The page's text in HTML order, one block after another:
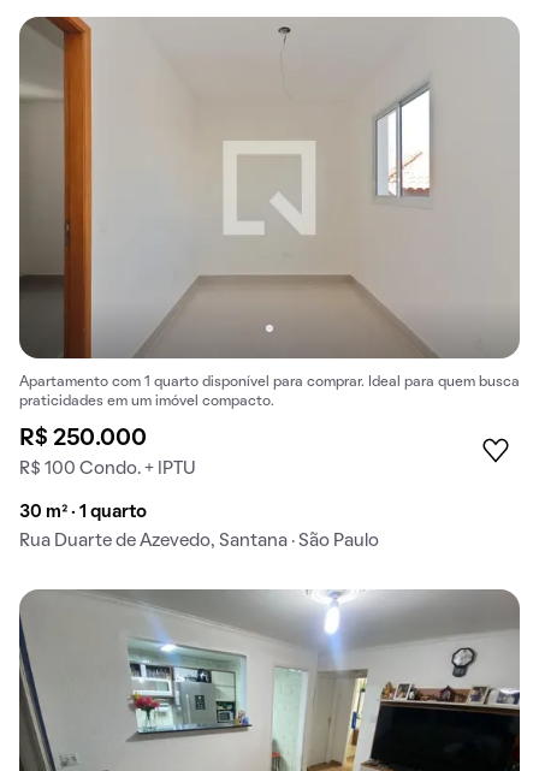
Apartamento com 1 quarto disponível para comprar. Ideal para quem busca
praticidades em um imóvel compacto.
R$ 250.000
R$ 100 Condo. + IPTU
30 m² · 1 quarto
Rua Duarte de Azevedo, Santana · São Paulo